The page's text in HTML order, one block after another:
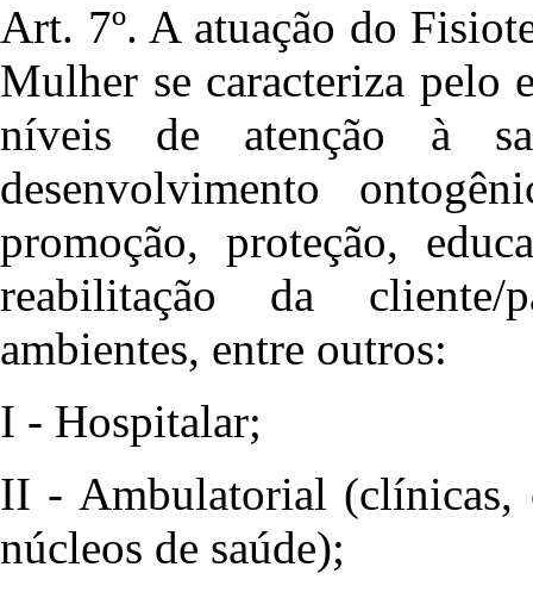
Art. 7º. A atuação do
Mulher se caracteriza pelo
níveis de atenção à
desenvolvimento
promoção, proteção,
reabilitação da cliente/
ambientes, entre outros:
I - Hospitalar;
II - Ambulatorial (clínicas,
núcleos de saúde);